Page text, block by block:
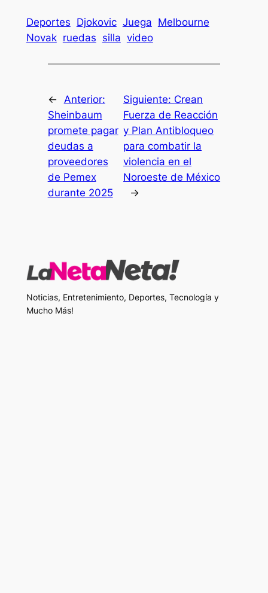
Deportes Djokovic Juega Melbourne
Novak ruedas silla video
← Anterior:
Sheinbaum
promete pagar
deudas a
proveedores
de Pemex
durante 2025
Siguiente: Crean
Fuerza de Reacción
y Plan Antibloqueo
para combatir la
violencia en el
Noroeste de México
→
Noticias, Entretenimiento, Deportes, Tecnología y
Mucho Más!